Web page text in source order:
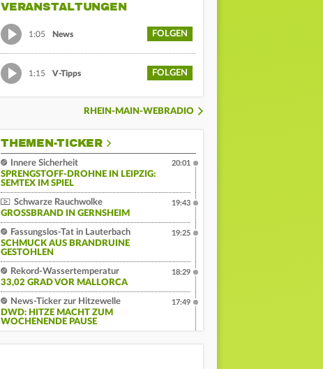
VERANSTALTUNGEN
1:05 News FOLGEN
1:15 V-Tipps FOLGEN
RHEIN-MAIN-WEBRADIO
THEMEN-TICKER
Innere Sicherheit
SPRENGSTOFF-DROHNE IN LEIPZIG:
SEMTEX IM SPIEL
20:01
Schwarze Rauchwolke
GROSSBRAND IN GERNSHEIM
19:43
Fassungslos-Tat in Lauterbach
SCHMUCK AUS BRANDRUINE
GESTOHLEN
19:25
Rekord-Wassertemperatur
33,02 GRAD VOR MALLORCA
18:29
News-Ticker zur Hitzewelle
DWD: HITZE MACHT ZUM
WOCHENENDE PAUSE
17:49